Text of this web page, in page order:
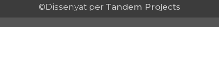
©Dissenyat per Tandem Projects